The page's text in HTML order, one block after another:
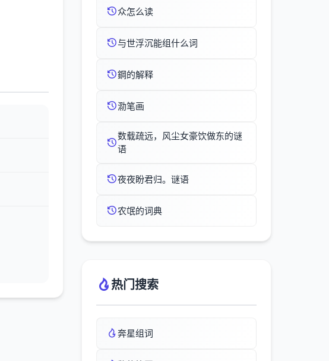
众怎么读
与世浮沉能组什么词
鋼的解释
泐笔画
数载疏远，风尘女豪饮做东的谜
语
夜夜盼君归。谜语
农氓的词典
热门搜索
奔星组词